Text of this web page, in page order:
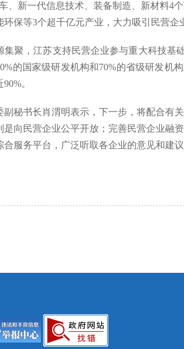
新一代信息技术、装备制造、新材料4个
环保等3个超千亿元产业，大力吸引民营
，江苏支持民营企业参与重大科技基础
的国家级研发机构和70%的省级研发
。
书长肖渭明表示，下一步，将配合有关
是向民营企业公平开放；完善民营企业融
合服务平台，广泛听取各企业的意见和建